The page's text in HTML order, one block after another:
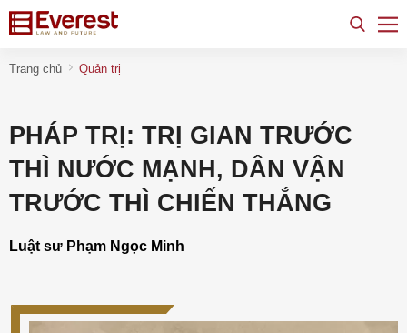
Trang chủ Quản trị
PHÁP TRỊ: TRỊ GIAN TRƯỚC
THÌ NƯỚC MẠNH, DÂN VẬN
TRƯỚC THÌ CHIẾN THẮNG
Luật sư Phạm Ngọc Minh